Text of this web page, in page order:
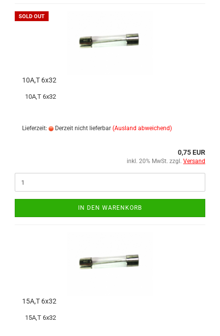
SOLD OUT
10A,T 6x32
10A,T 6x32
Lieferzeit: Derzeit nicht lieferbar (Ausland abweichend)
0,75 EUR
inkl. 20% MwSt. zzgl. Versand
IN DEN WARENKORB
15A,T 6x32
15A,T 6x32